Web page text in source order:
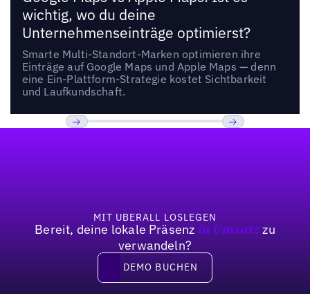
wichtig, wo du deine
Unternehmenseinträge optimierst?
Smarte Multi-Standort-Marken optimieren ihre
Einträge auf Google Maps und Apple Maps — denn
eine Ein-Plattform-Strategie kostet Sichtbarkeit
und Laufkundschaft.
MIT UBERALL LOSLEGEN
Bereit, deine lokale Präsenz in Umsatzzu
verwandeln?
DEMO BUCHEN
DEMO BUCHEN